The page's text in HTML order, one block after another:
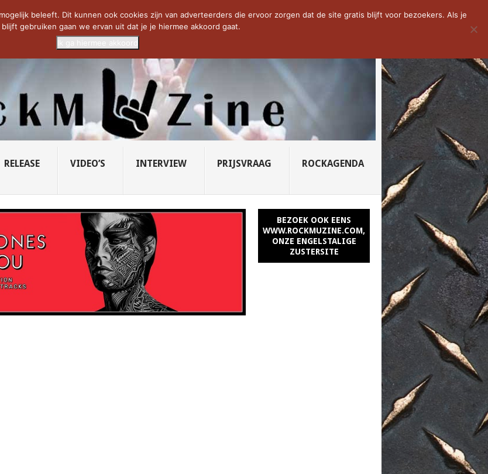
PRIDE OF LIONS – U... SAVATAGE KOMT TERUG IN 0... CD VAN DE WEEK: SLEEPING...
RELEASE VIDEO’S INTERVIEW PRIJSVRAAG ROCKAGENDA
BEZOEK OOK EENS
WWW.ROCKMUZINE.COM,
ONZE ENGELSTALIGE
ZUSTERSITE
beleeft. Dit kunnen ook cookies zijn van adverteerders die ervoor zorgen dat de site gratis blijft voor bezoekers. Als je
gebruiken gaan we ervan uit dat je je hiermee akkoord gaat.
Ik ga hiermee akkoord